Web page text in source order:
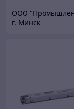
г. Минск